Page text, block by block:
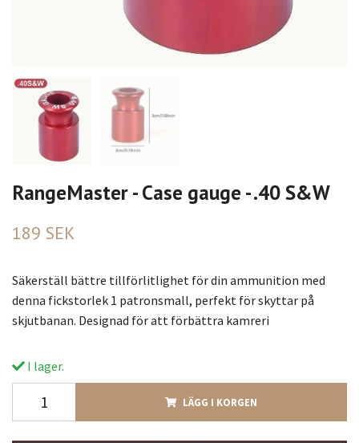
RangeMaster - Case gauge - .40 S&W
189 SEK
Säkerställ bättre tillförlitlighet för din ammunition med
denna fickstorlek 1 patronsmall, perfekt för skyttar på
skjutbanan. Designad för att förbättra kamreri
I lager.
LÄGG I KORGEN